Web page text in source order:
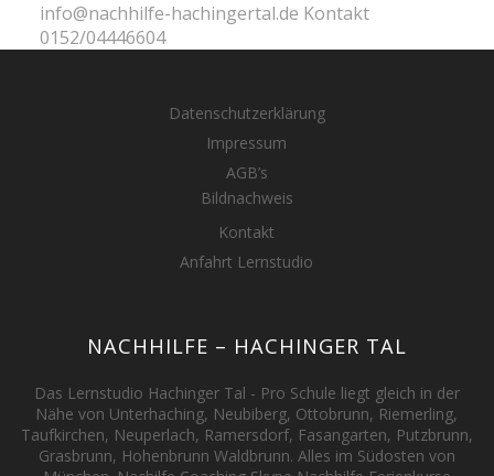
info@nachhilfe-hachingertal.de Kontakt
0152/04446604
Datenschutzerklärung
Impressum
AGB’s
Bildnachweis
Kontakt
Anfahrt Lernstudio
NACHHILFE – HACHINGER TAL
Das Lernstudio Hachinger Tal - Pro Schule liegt gleich in der
Nähe von Unterhaching, Neubiberg, Ottobrunn, Riemerling,
Taufkirchen, Neuperlach, Ramersdorf, Fasangarten, Putzbrunn,
Grasbrunn, Hohenbrunn Waldbrunn. Alles im Südosten von